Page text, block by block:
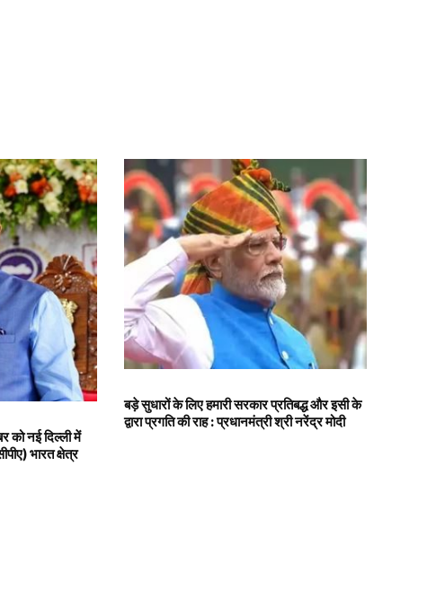
को नई दिल्ली में
भारत क्षेत्र
बड़े सुधारों के लिए हमारी सरकार प्रतिबद्ध और इसी के
द्वारा प्रगति की राह : प्रधानमंत्री श्री नरेंद्र मोदी